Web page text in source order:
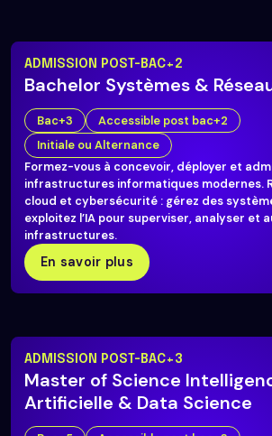
ADMISSION POST-BAC+2
Bachelor Systèmes &
Bac+3
Accessible post bac+2
Initiale ou Alternance
Formez-vous à concevoir, déployer et
infrastructures informatiques modernes.
cloud et cybersécurité : gérez des
exploitez l’IA pour superviser, analyser et
infrastructures.
En savoir plus
ADMISSION POST-BAC+3
Master of Science
Artificielle & Data Science